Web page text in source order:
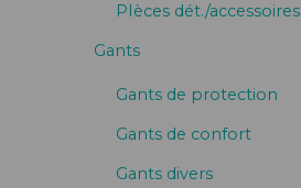
PIèces dét./accessoires
Gants
Gants de protection
Gants de confort
Gants divers